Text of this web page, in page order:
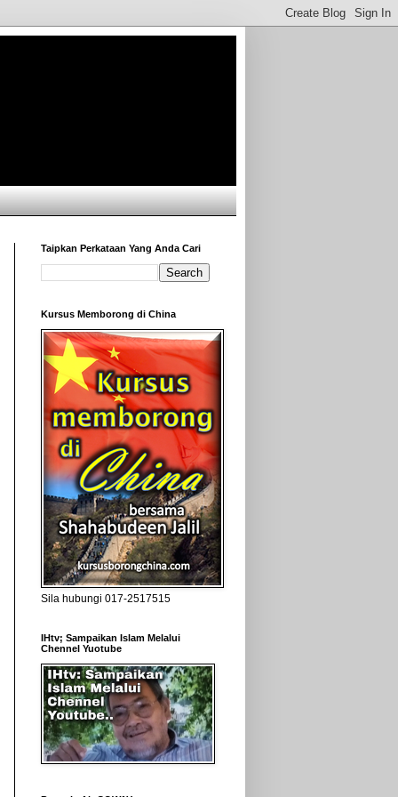
Taipkan Perkataan Yang Anda Cari
Kursus Memborong di China
Sila hubungi 017-2517515
IHtv; Sampaikan Islam Melalui
Chennel Yuotube